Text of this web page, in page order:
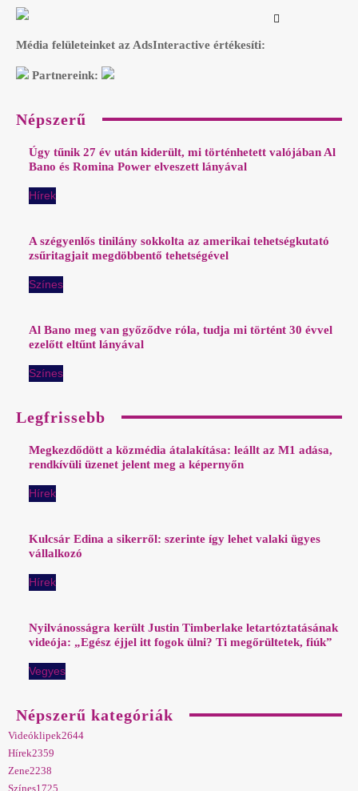
Média felületeinket az AdsInteractive értékesíti:
Partnereink:
Népszerű
Úgy tűnik 27 év után kiderült, mi történhetett valójában Al
Bano és Romina Power elveszett lányával
Hírek
A szégyenlős tinilány sokkolta az amerikai tehetségkutató
zsűritagjait megdöbbentő tehetségével
Színes
Al Bano meg van győződve róla, tudja mi történt 30 évvel
ezelőtt eltűnt lányával
Színes
Legfrissebb
Megkezdődött a közmédia átalakítása: leállt az M1 adása,
rendkívüli üzenet jelent meg a képernyőn
Hírek
Kulcsár Edina a sikerről: szerinte így lehet valaki ügyes
vállalkozó
Hírek
Nyilvánosságra került Justin Timberlake letartóztatásának
videója: „Egész éjjel itt fogok ülni? Ti megőrültetek, fiúk”
Vegyes
Népszerű kategóriák
Videóklipek2644
Hírek2359
Zene2238
Színes1725